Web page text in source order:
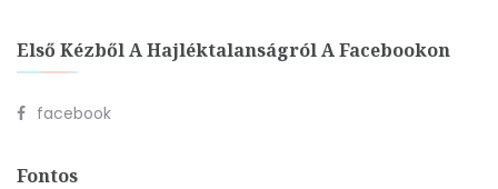
Első Kézből A Hajléktalanságról A Facebookon
facebook
Fontos